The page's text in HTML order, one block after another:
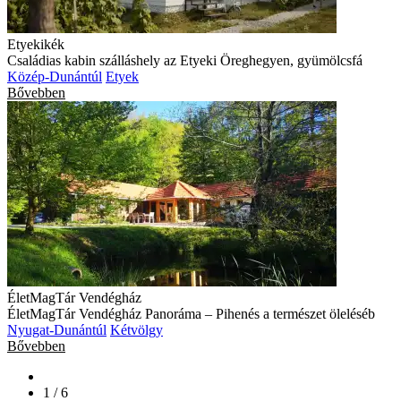
Etyekikék
Családias kabin szálláshely az Etyeki Öreghegyen, gyümölcsfá
Közép-Dunántúl Etyek
Bővebben
ÉletMagTár Vendégház
ÉletMagTár Vendégház Panoráma – Pihenés a természet öleléséb
Nyugat-Dunántúl Kétvölgy
Bővebben
1 / 6